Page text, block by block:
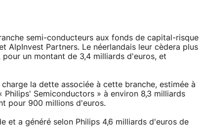
semi-conducteurs aux fonds de capital-risque
AlpInvest Partners. Le néerlandais leur cèdera plus
un montant de 3,4 milliards d'euros, et
la dette associée à cette branche, estimée à
Semiconductors » à environ 8,3 milliards
pour 900 millions d'euros.
et a généré selon Philips 4,6 milliards d'euros de